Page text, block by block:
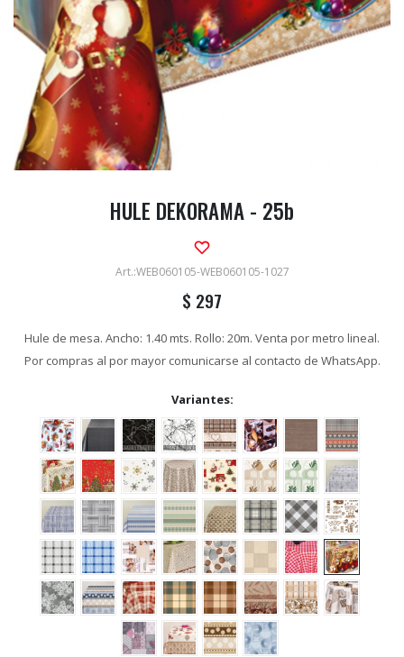
HULE DEKORAMA - 25b
WEB060105-WEB060105-1027
$ 297
Hule de mesa. Ancho: 1.40 mts. Rollo: 20m. Venta por metro lineal.
Por compras al por mayor comunicarse al contacto de WhatsApp.
Variantes: